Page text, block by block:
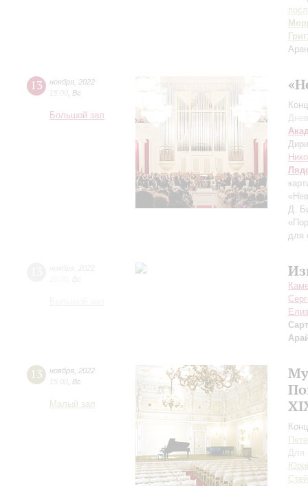
Григ
13 ноября 2022
15:00 Вс
Большой зал
Д.
для
13 ноября 2022
15:00 Вс
Малый зал
Для